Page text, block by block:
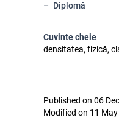
Diplomă
Cuvinte cheie
densitatea, fizică,
Published on 06
Modified on 11